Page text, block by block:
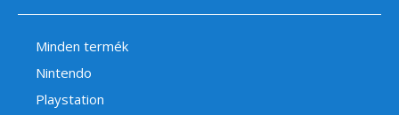
Minden termék
Nintendo
Playstation